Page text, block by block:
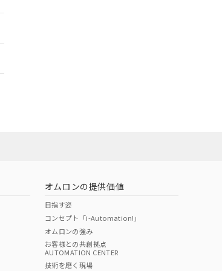
オムロンの提供価値
目指す姿
コンセプト「i-Automation!」
オムロンの強み
お客様との共創拠点
AUTOMATION CENTER
技術を磨く現場